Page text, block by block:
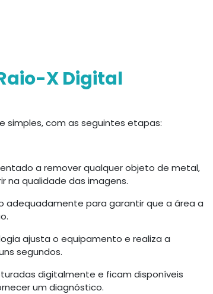
X Digital
simples, com as seguintes etapas:
a remover qualquer objeto de metal,
na qualidade das imagens.
adequadamente para garantir que a área a
ajusta o equipamento e realiza a
segundos.
digitalmente e ficam disponíveis
um diagnóstico.